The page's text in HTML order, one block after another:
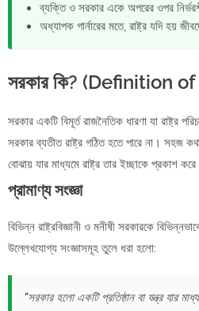
ব্যক্তি ও সরকার একে অপরের ওপর
অধ্যাপক গার্নারের মতে, রাষ্ট্র যদি হয়
সরকার কি? (Definition
সরকার একটি বিমূর্ত রাজনৈতিক ধারণা যা রাষ্ট্র
সরকার ব্যতীত রাষ্ট্র গঠিত হতে পারে না। সহজ
বোঝায় যার মাধ্যমে রাষ্ট্র তার ইচ্ছাকে প্রকাশ
প্রামাণ্য সংজ্ঞা
বিভিন্ন রাষ্ট্রবিজ্ঞানী ও মনীষী সরকারকে
উল্লেখযোগ্য সংজ্ঞাসমূহ তুলে ধরা হলো:
"সরকার হলো একটি প্রতিষ্ঠান বা যন্ত্র যার